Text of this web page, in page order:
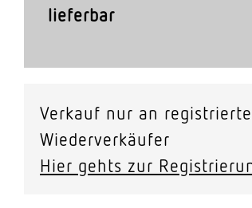
lieferbar
Verkauf nur an registrierte
Wiederverkäufer
Hier gehts zur